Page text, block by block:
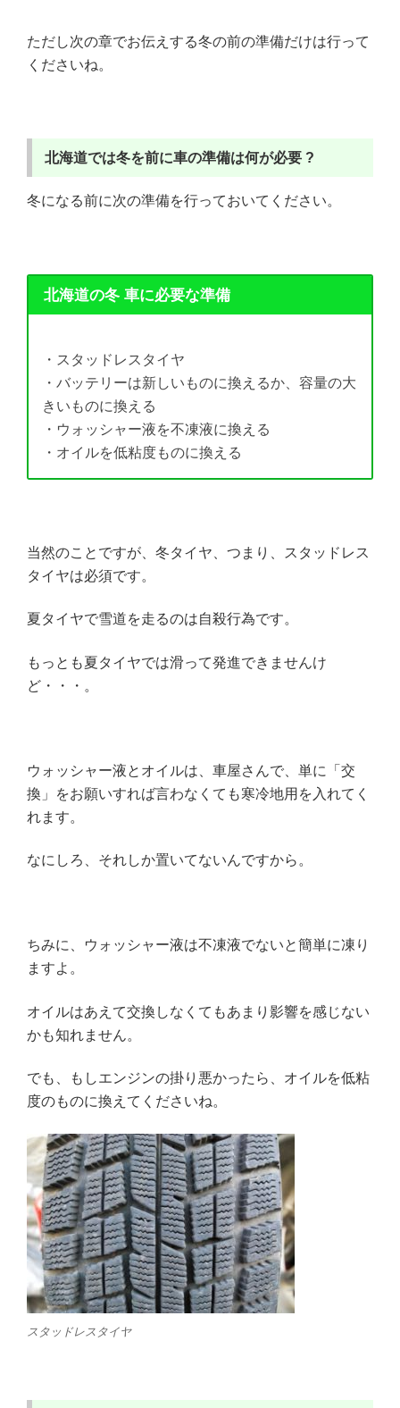
ただし次の章でお伝えする冬の前の準備だけは行って
くださいね。
北海道では冬を前に車の準備は何が必要 ?
冬になる前に次の準備を行っておいてください。
北海道の冬 車に必要な準備
・スタッドレスタイヤ
・バッテリーは新しいものに換えるか、容量の大
きいものに換える
・ウォッシャー液を不凍液に換える
・オイルを低粘度ものに換える
当然のことですが、冬タイヤ、つまり、スタッドレス
タイヤは必須です。
夏タイヤで雪道を走るのは自殺行為です。
もっとも夏タイヤでは滑って発進できませんけ
ど・・・。
ウォッシャー液とオイルは、車屋さんで、単に「交
換」をお願いすれば言わなくても寒冷地用を入れてく
れます。
なにしろ、それしか置いてないんですから。
ちみに、ウォッシャー液は不凍液でないと簡単に凍り
ますよ。
オイルはあえて交換しなくてもあまり影響を感じない
かも知れません。
でも、もしエンジンの掛り悪かったら、オイルを低粘
度のものに換えてくださいね。
スタッドレスタイヤ